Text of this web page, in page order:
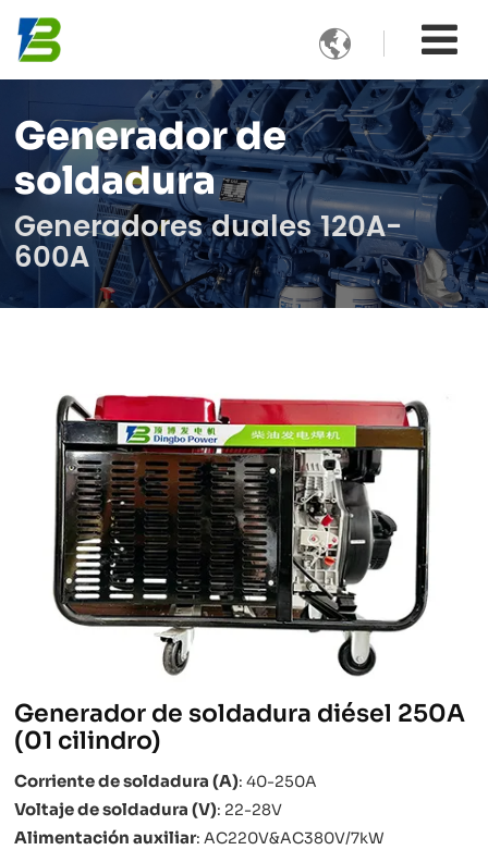

Generador de
soldadura
Generadores duales 120A-
600A
Generador de soldadura diésel 250A
(01 cilindro)
Corriente de soldadura (A): 40-250A
Voltaje de soldadura (V): 22-28V
Alimentación auxiliar: AC220V&AC380V/7kW